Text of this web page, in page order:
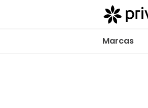
Marcas